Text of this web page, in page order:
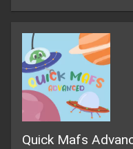
Quick Mafs